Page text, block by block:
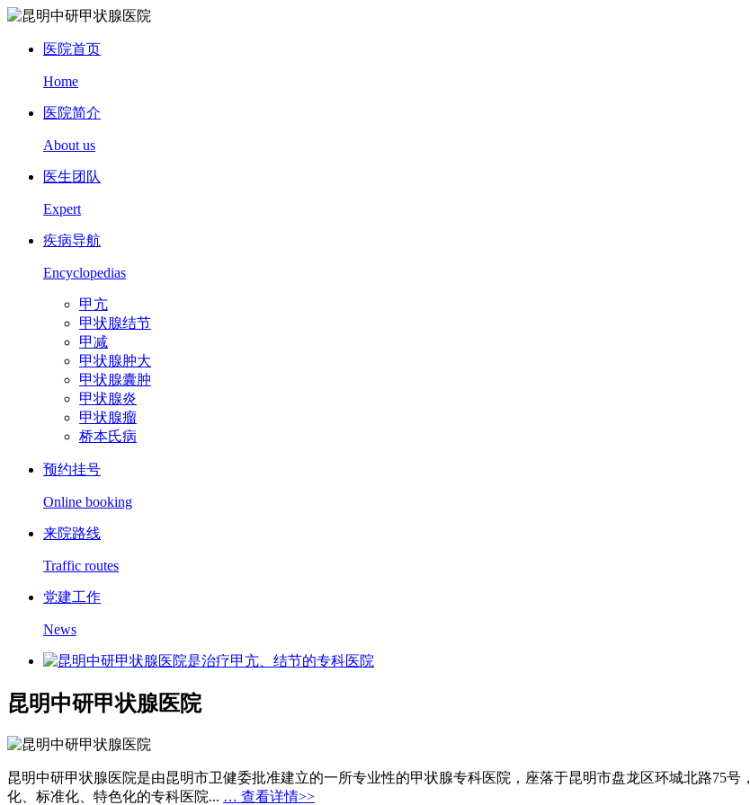
医院首页
Home
医院简介
About us
医生团队
Expert
疾病导航
Encyclopedias
甲亢
甲状腺结节
甲减
甲状腺肿大
甲状腺囊肿
甲状腺炎
甲状腺瘤
桥本氏病
预约挂号
Online booking
来院路线
Traffic routes
党建工作
News
昆明中研甲状腺医院
昆明中研甲状腺医院是由昆明市卫健委批准建立的一所专业性的甲状腺专科医院，座落于昆明市盘龙区环城北路75
化、标准化、特色化的专科医院... … 查看详情>>